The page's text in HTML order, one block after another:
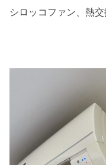
シロッコファン、熱